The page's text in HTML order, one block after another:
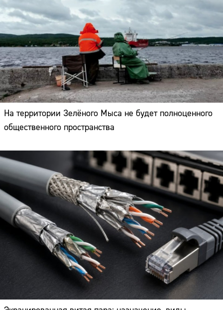
На территории Зелёного Мыса не будет полноценного
общественного пространства